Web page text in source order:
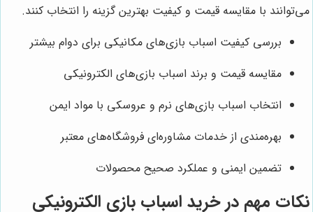
می‌توانند با مقایسه قیمت و کیفیت بهترین گزینه را انتخاب کنند.
بررسی کیفیت اسباب بازی‌های مکانیکی برای دوام بیشتر
مقایسه قیمت و برند اسباب بازی‌های الکترونیکی
انتخاب اسباب بازی‌های نرم و عروسکی با مواد ایمن
بهره‌مندی از خدمات مشاوره‌ای فروشگاه‌های معتبر
تضمین ایمنی و عملکرد صحیح محصولات
نکات مهم در خرید اسباب بازی الکترونیکی